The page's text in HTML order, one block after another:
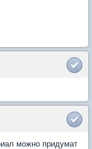
можно придумат